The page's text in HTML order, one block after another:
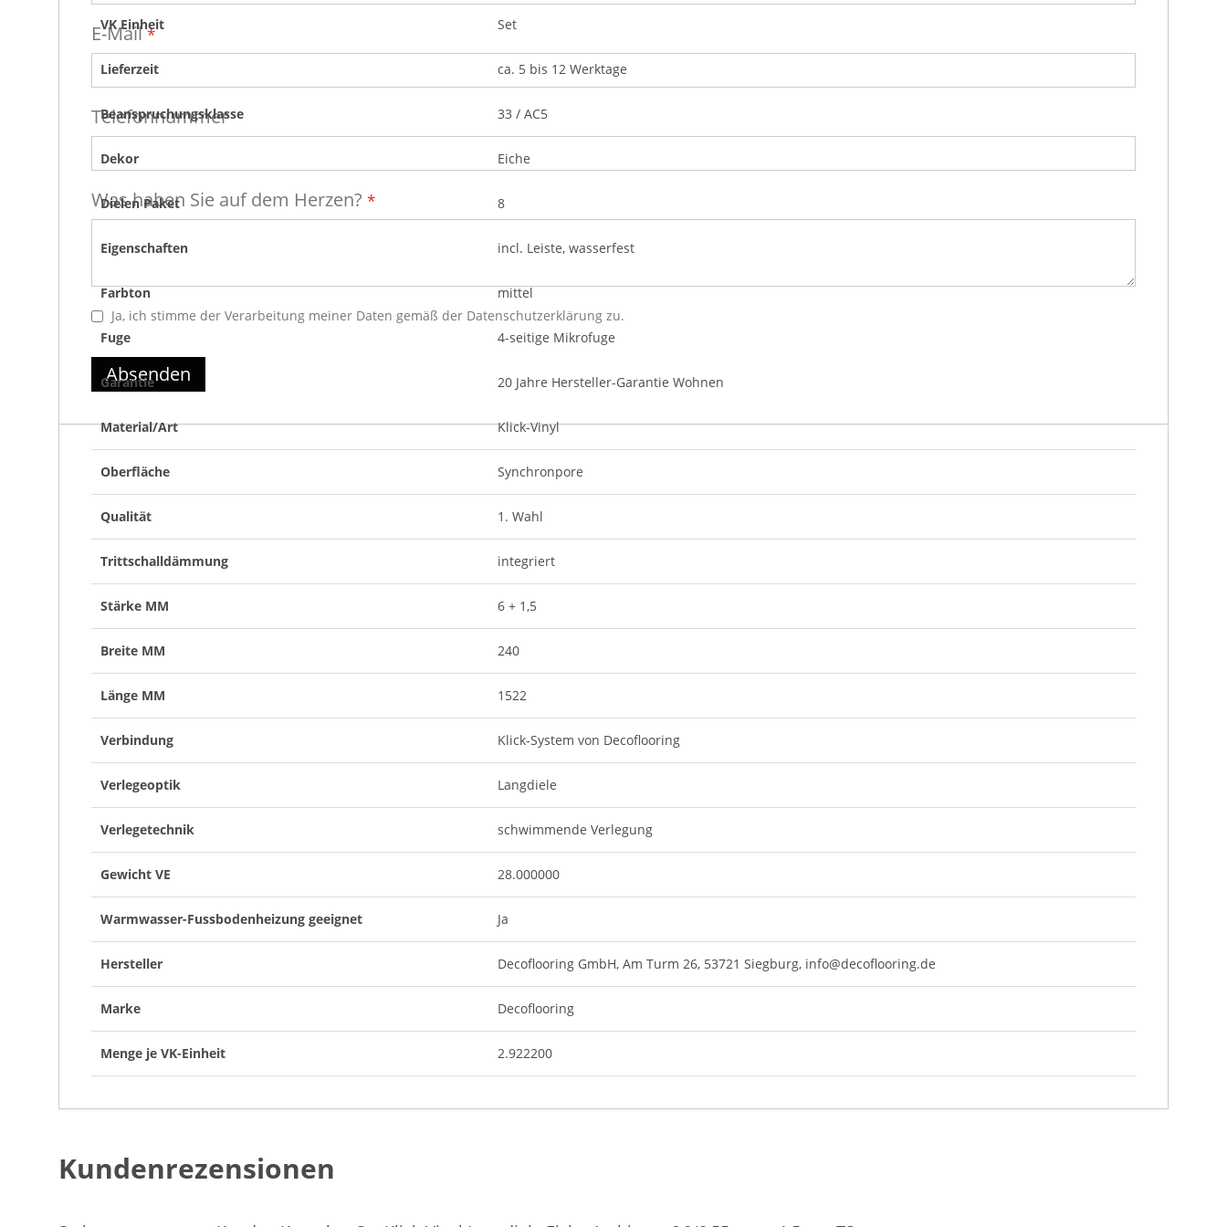
Garantie im Wohnbereich 20 Jahre
VK Einheit Set
Lieferzeit ca. 5 bis 12 Werktage
Beanspruchungsklasse 33 / AC5
Dekor Eiche
Dielen Paket 8
Eigenschaften incl. Leiste, wasserfest
Farbton mittel
Fuge 4-seitige Mikrofuge
Garantie 20 Jahre Hersteller-Garantie Wohnen
Material/Art Klick-Vinyl
Oberfläche Synchronpore
Qualität 1. Wahl
Trittschalldämmung integriert
Stärke MM 6 + 1,5
Breite MM 240
Länge MM 1522
Verbindung Klick-System von Decoflooring
Verlegeoptik Langdiele
Verlegetechnik schwimmende Verlegung
Gewicht VE 28.000000
Warmwasser-Fussbodenheizung geeignet Ja
Hersteller Decoflooring GmbH, Am Turm 26, 53721 Siegburg, info@decoflooring.de
Marke Decoflooring
Menge je VK-Einheit 2.922200
E-Mail
Telefonnummer
Was haben Sie auf dem Herzen?
Ja, ich stimme der Verarbeitung meiner Daten gemäß der Datenschutzerklärungzu.
Absenden
Kundenrezensionen